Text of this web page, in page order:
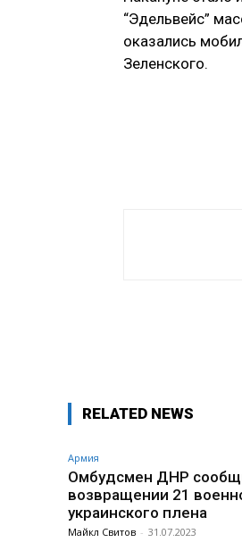
“Эдельвейс”
оказались
Зеленского.
RELATED NEWS
Армия
Омбудсмен ДНР
возвращении 21
украинского плена
Майкл Свитов - 31.07.2023